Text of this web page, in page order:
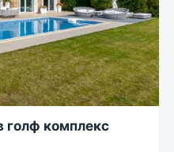
голф комплекс